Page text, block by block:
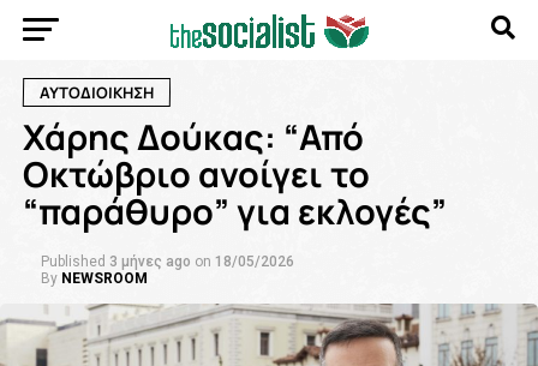
ΑΥΤΟΔΙΟΙΚΗΣΗ
Χάρης Δούκας: “Από
Οκτώβριο ανοίγει το
“παράθυρο” για εκλογές”
Published 3 μήνες ago on 18/05/2026
By NEWSROOM